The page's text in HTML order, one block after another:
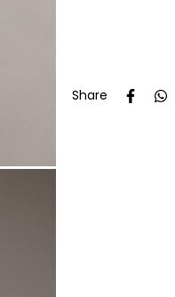
Share